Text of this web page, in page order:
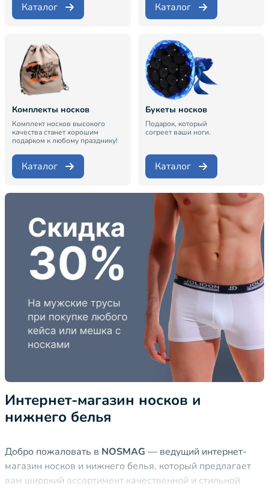
Каталог Каталог
Комплекты носков
Комплект носков высокого
качества станет хорошим
подарком к любому празднику!
Каталог
Букеты носков
Подарок, который
согреет ваши ноги.
Каталог
Интернет-магазин носков и
нижнего белья
Добро пожаловать в NOSMAG — ведущий интернет-
магазин носков и нижнего белья, который предлагает
вам широкий ассортимент качественной и стильной